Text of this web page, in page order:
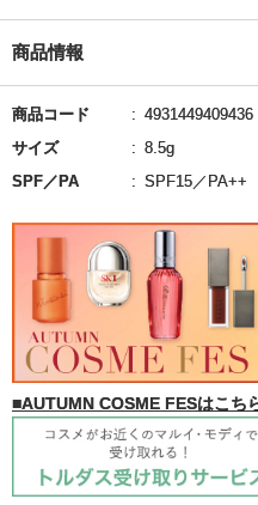
商品情報
商品コード
4931449409436
サイズ
8.5g
SPF／PA
SPF15／PA++
■AUTUMN COSME FESはこち